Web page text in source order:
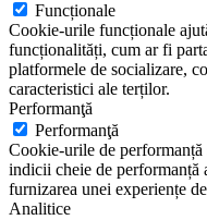
Funcționale
Cookie-urile funcționale
funcționalități, cum ar fi
platformele de socializare,
caracteristici ale terților.
Performanţă
Performanţă
Cookie-urile de
indicii cheie de performanță
furnizarea unei experiențe
Analitice